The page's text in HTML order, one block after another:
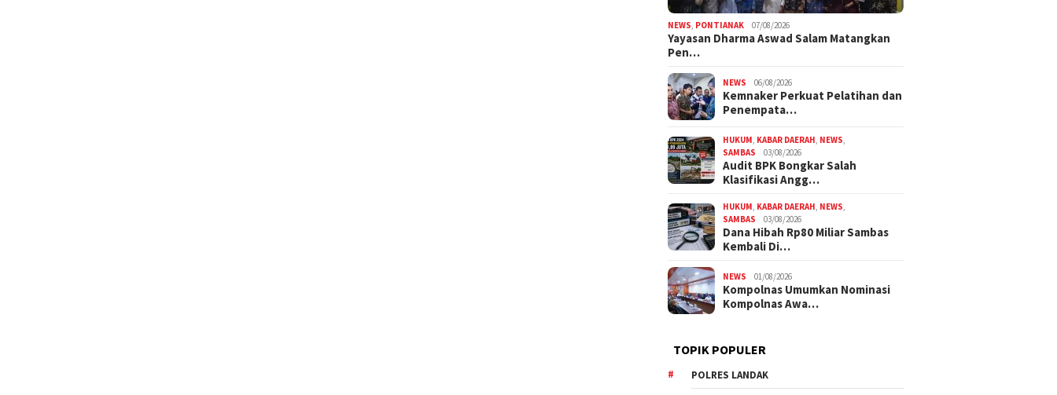
NEWS PONTIANAK 07/08/2026
Yayasan Dharma Aswad Salam Matangkan
Pen…
NEWS 06/08/2026
Kemnaker Perkuat Pelatihan dan
Penempata…
HUKUM KABAR DAERAH NEWS
SAMBAS
03/08/2026
Audit BPK Bongkar Salah
Klasifikasi Angg…
HUKUM KABAR DAERAH NEWS
SAMBAS
03/08/2026
Dana Hibah Rp80 Miliar Sambas
Kembali Di…
NEWS 01/08/2026
Kompolnas Umumkan Nominasi
Kompolnas Awa…
TOPIK POPULER
POLRES LANDAK